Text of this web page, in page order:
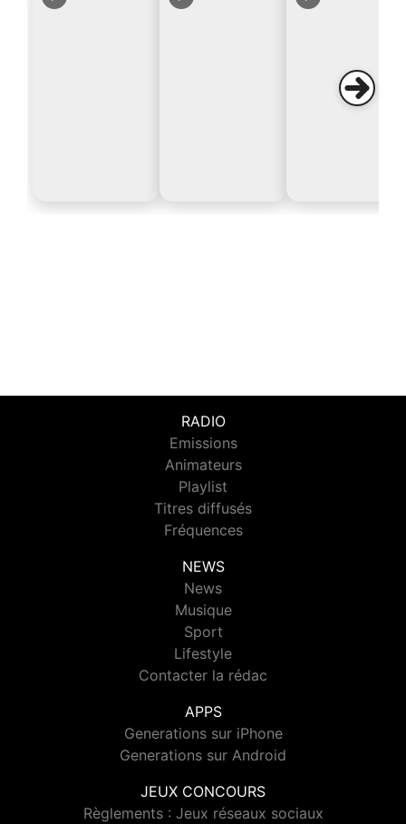
RADIO
Emissions
Animateurs
Playlist
Titres diffusés
Fréquences
NEWS
News
Musique
Sport
Lifestyle
Contacter la rédac
APPS
Generations sur iPhone
Generations sur Android
JEUX CONCOURS
Règlements : Jeux réseaux sociaux